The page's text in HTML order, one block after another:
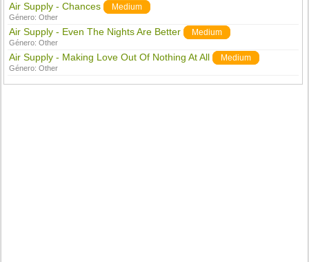
Air Supply - Chances Medium
Género:Other
Air Supply - Even The Nights Are Better Medium
Género:Other
Air Supply - Making Love Out Of Nothing At All Medium
Género:Other